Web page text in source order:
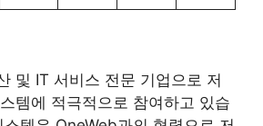
및 IT 서비스 전문 기업으로 저
템에 적극적으로 참여하고 있습